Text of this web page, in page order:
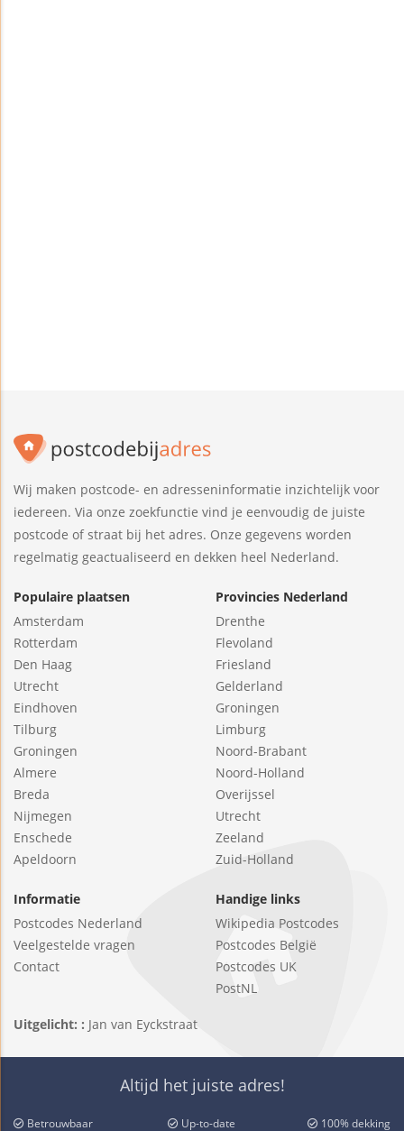
Wij maken postcode- en adresseninformatie inzichtelijk voor
iedereen. Via onze zoekfunctie vind je eenvoudig de juiste
postcode of straat bij het adres. Onze gegevens worden
regelmatig geactualiseerd en dekken heel Nederland.
Populaire plaatsen
Amsterdam
Rotterdam
Den Haag
Utrecht
Eindhoven
Tilburg
Groningen
Almere
Breda
Nijmegen
Enschede
Apeldoorn
Provincies Nederland
Drenthe
Flevoland
Friesland
Gelderland
Groningen
Limburg
Noord-Brabant
Noord-Holland
Overijssel
Utrecht
Zeeland
Zuid-Holland
Informatie
Postcodes Nederland
Veelgestelde vragen
Contact
Handige links
Wikipedia Postcodes
Postcodes België
Postcodes UK
PostNL
Uitgelicht: : Jan van Eyckstraat
Altijd het juiste adres!
Betrouwbaar Up-to-date 100% dekking